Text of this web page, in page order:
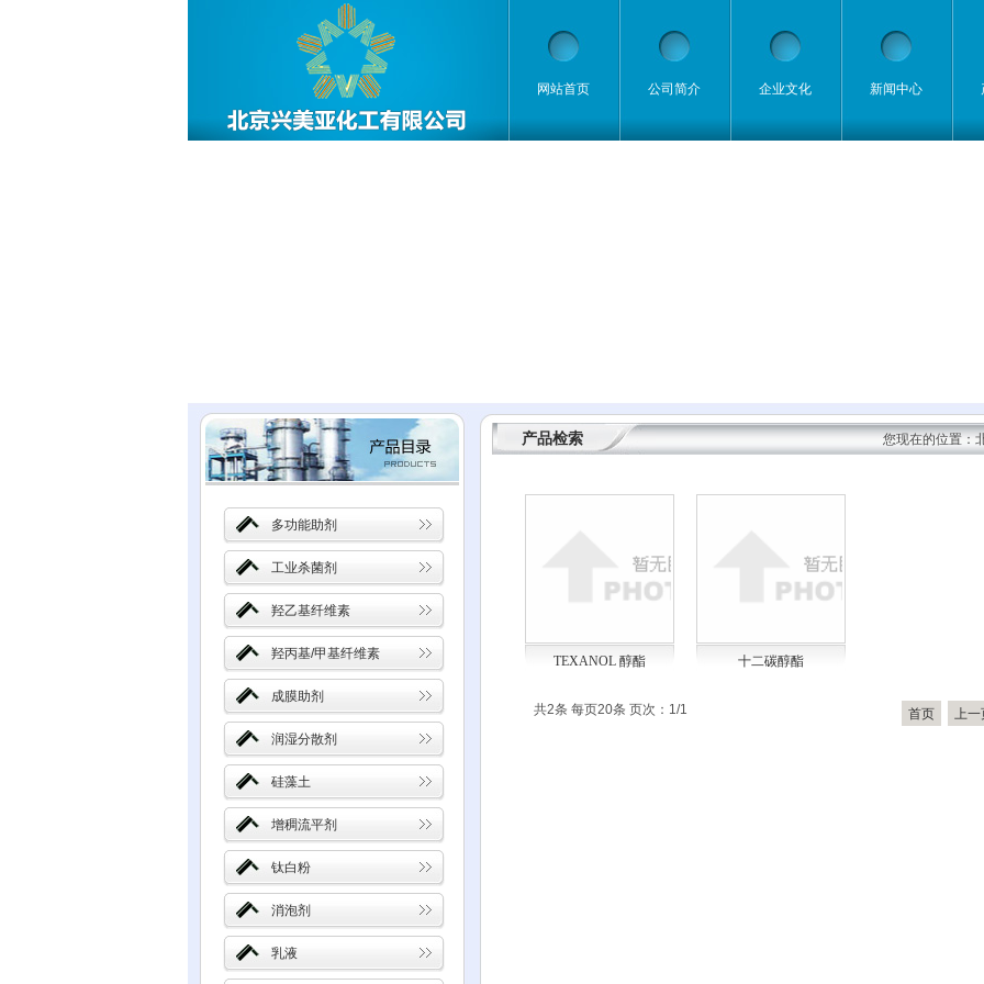
网站首页 公司简介 企业文化 新闻中心
产品检索
多功能助剂
工业杀菌剂
羟乙基纤维素
羟丙基/甲基纤维素
成膜助剂
润湿分散剂
硅藻土
增稠流平剂
钛白粉
消泡剂
乳液
TEXANOL 醇酯 十二碳醇酯
共2条 每页20条 页次：1/1 首页 上一
您现在的位置：